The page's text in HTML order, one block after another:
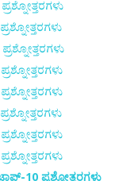
ಪ್ರಶ್ನೋತ್ತರಗಳು
ಪ್ರಶ್ನೋತ್ತರಗಳು
ಪ್ರಶ್ನೋತ್ತರಗಳು
ಪ್ರಶ್ನೋತ್ತರಗಳು
ಪ್ರಶ್ನೋತ್ತರಗಳು
ಪ್ರಶ್ನೋತ್ತರಗಳು
ಪ್ರಶ್ನೋತ್ತರಗಳು
ಪ್ರಶ್ನೋತ್ತರಗಳು
10 ಪ್ರಶ್ನೋತ್ತರಗಳು